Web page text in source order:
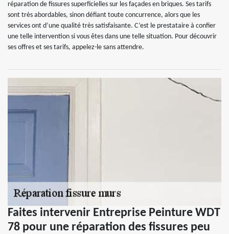
réparation de fissures superficielles sur les façades en briques. Ses tarifs
sont très abordables, sinon défiant toute concurrence, alors que les
services ont d’une qualité très satisfaisante. C’est le prestataire à confier
une telle intervention si vous êtes dans une telle situation. Pour découvrir
ses offres et ses tarifs, appelez-le sans attendre.
Faites intervenir Entreprise Peinture WDT
78 pour une réparation des fissures peu